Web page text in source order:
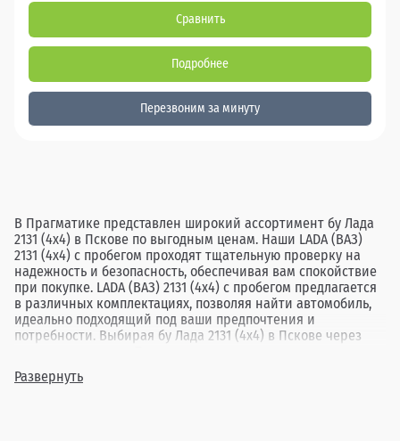
Сравнить
Подробнее
Перезвоним за минуту
В Прагматике представлен широкий ассортимент бу Лада
2131 (4x4) в Пскове по выгодным ценам. Наши LADA (ВАЗ)
2131 (4x4) с пробегом проходят тщательную проверку на
надежность и безопасность, обеспечивая вам спокойствие
при покупке. LADA (ВАЗ) 2131 (4x4) с пробегом предлагается
в различных комплектациях, позволяя найти автомобиль,
идеально подходящий под ваши предпочтения и
потребности. Выбирая бу Лада 2131 (4x4) в Пскове через
доступную цену, но и гарантию качества каждого
автомобиля. Приглашаем вас ознакомиться с нашим
Развернуть